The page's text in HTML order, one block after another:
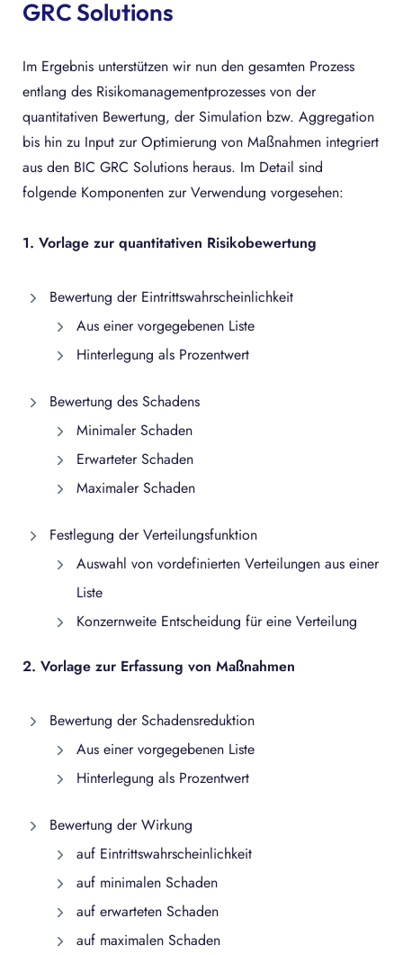
GRC Solutions
Im Ergebnis unterstützen wir nun den gesamten Prozess
entlang des Risikomanagementprozesses von der
quantitativen Bewertung, der Simulation bzw. Aggregation
bis hin zu Input zur Optimierung von Maßnahmen integriert
aus den BIC GRC Solutions heraus. Im Detail sind
folgende Komponenten zur Verwendung vorgesehen:
1. Vorlage zur quantitativen Risikobewertung
Bewertung der Eintrittswahrscheinlichkeit
Aus einer vorgegebenen Liste
Hinterlegung als Prozentwert
Bewertung des Schadens
Minimaler Schaden
Erwarteter Schaden
Maximaler Schaden
Festlegung der Verteilungsfunktion
Auswahl von vordefinierten Verteilungen aus einer
Liste
Konzernweite Entscheidung für eine Verteilung
2. Vorlage zur Erfassung von Maßnahmen
Bewertung der Schadensreduktion
Aus einer vorgegebenen Liste
Hinterlegung als Prozentwert
Bewertung der Wirkung
auf Eintrittswahrscheinlichkeit
auf minimalen Schaden
auf erwarteten Schaden
auf maximalen Schaden